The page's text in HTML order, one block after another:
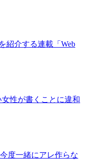
紹介する連載「Web
性が書くことに違和
度一緒にアレ作らな